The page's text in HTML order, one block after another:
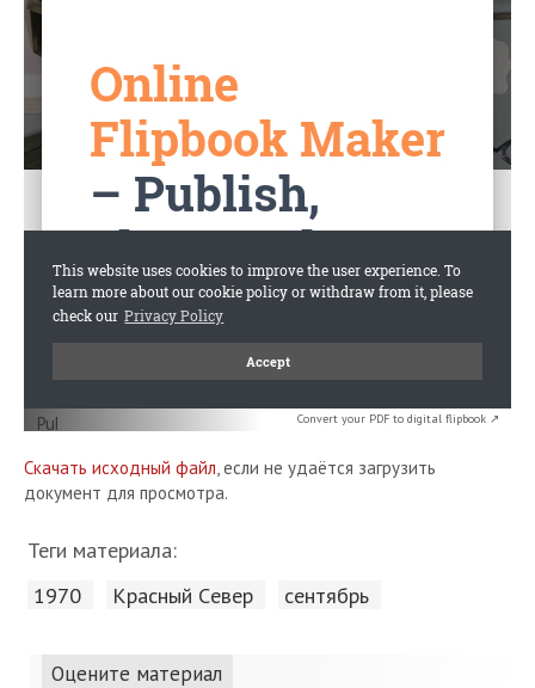
Convert your PDF to digital flipbook ↗
Скачать исходный файл, если не удаётся загрузить
документ для просмотра.
Теги материала:
1970 Красный Cевер сентябрь
Оцените материал